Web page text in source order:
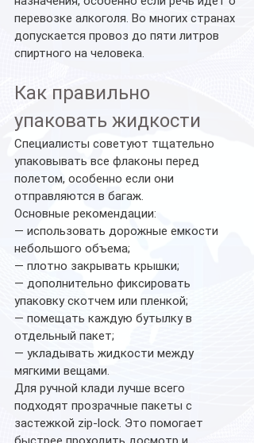
перевозке алкоголя. Во многих странах
допускается провоз до пяти литров
спиртного на человека.
Как правильно
упаковать жидкости
Специалисты советуют тщательно
упаковывать все флаконы перед
полетом, особенно если они
отправляются в багаж.
Основные рекомендации:
— использовать дорожные емкости
небольшого объема;
— плотно закрывать крышки;
— дополнительно фиксировать
упаковку скотчем или пленкой;
— помещать каждую бутылку в
отдельный пакет;
— укладывать жидкости между
мягкими вещами.
Для ручной клади лучше всего
подходят прозрачные пакеты с
застежкой zip-lock. Это помогает